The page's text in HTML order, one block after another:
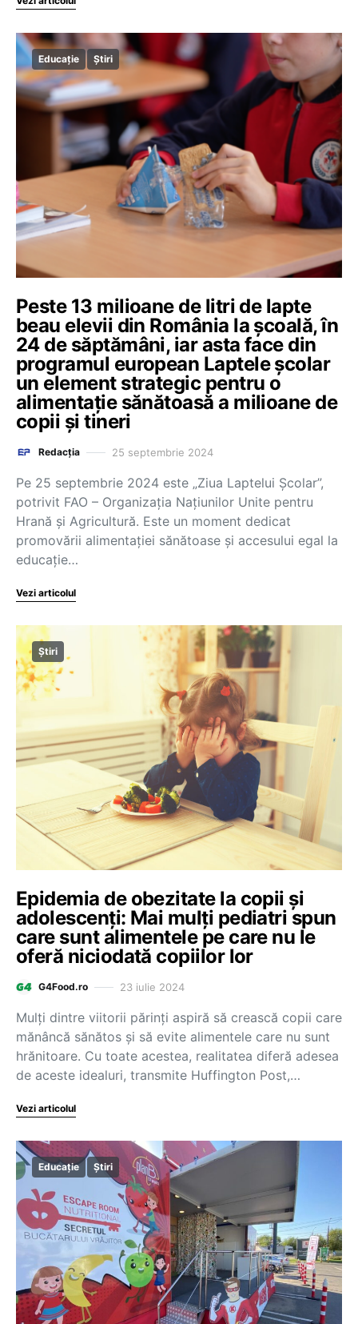
Educație Știri
Peste 13 milioane de litri de lapte
beau elevii din România la școală, în
24 de săptămâni, iar asta face din
programul european Laptele școlar
un element strategic pentru o
alimentație sănătoasă a milioane de
copii și tineri
Redacția 25 septembrie 2024
Pe 25 septembrie 2024 este „Ziua Laptelui Școlar”,
potrivit FAO – Organizația Națiunilor Unite pentru
Hrană și Agricultură. Este un moment dedicat
promovării alimentației sănătoase și accesului egal la
educație…
Vezi articolul
Știri
Epidemia de obezitate la copii și
adolescenți: Mai mulți pediatri spun
care sunt alimentele pe care nu le
oferă niciodată copiilor lor
G4Food.ro 23 iulie 2024
Mulți dintre viitorii părinți aspiră să crească copii care
mănâncă sănătos și să evite alimentele care nu sunt
hrănitoare. Cu toate acestea, realitatea diferă adesea
de aceste idealuri, transmite Huffington Post,…
Vezi articolul
Educație Știri